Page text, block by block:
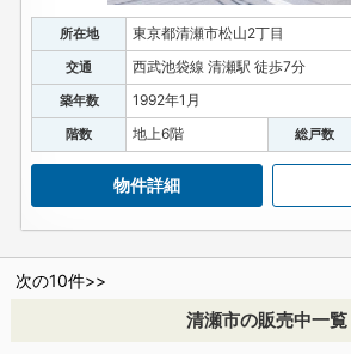
所在地 東京都清瀬市松山2丁目
交通 西武池袋線 清瀬駅 徒歩7分
築年数 1992年1月
階数 地上6階 総戸数
物件詳細
次の10件>>
清瀬市の販売中一覧